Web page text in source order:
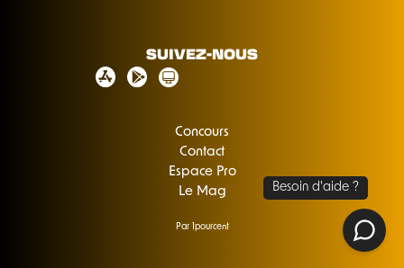
SUIVEZ-NOUS
Concours
Contact
Espace Pro
Le Mag
Par 1pourcent